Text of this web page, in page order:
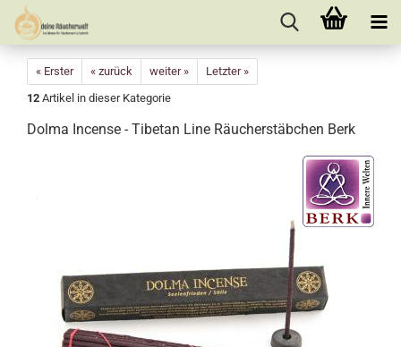
« Erster « zurück weiter »
Letzter »
12 Artikel in dieser Kategorie
Dolma Incense - Tibetan Line Räucherstäbchen Berk